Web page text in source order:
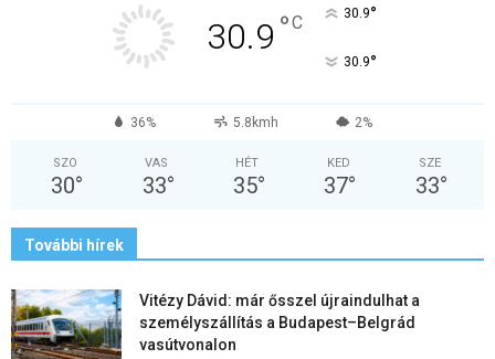
30.9 °C 30.9°
30.9°
36% 5.8kmh 2%
SZO
30°
VAS
33°
HÉT
35°
KED
37°
SZE
33°
További hírek
Vitézy Dávid: már ősszel újraindulhat a
személyszállítás a Budapest–Belgrád
vasútvonalon